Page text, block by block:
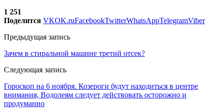
1 251
Поделится VKOK.ruFacebookTwitterWhatsAppTelegramViber
Предыдущая запись
Зачем в стиральной машине третий отсек?
Следующая запись
Гороскоп на 6 ноября. Козероги будут находиться в центре
внимания, Водолеям следует действовать осторожно и
продуманно